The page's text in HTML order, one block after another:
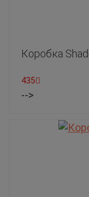
Коробка
435
-->